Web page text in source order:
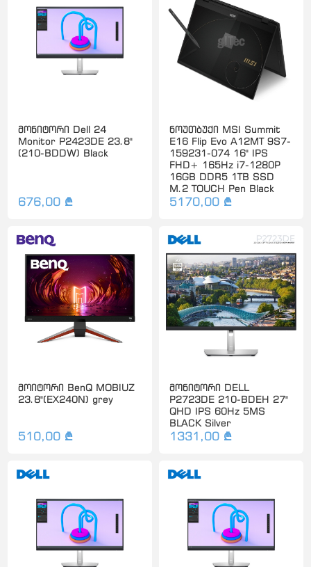
მონიტორი Dell 24
Monitor P2423DE 23.8"
(210-BDDW) Black
676,00 ₾
ნოუთბუქი MSI Summit
E16 Flip Evo A12MT 9S7-
159231-074 16" IPS
FHD+ 165Hz i7-1280P
16GB DDR5 1TB SSD
M.2 TOUCH Pen Black
5170,00 ₾
მოიტორი BenQ MOBIUZ
23.8"(EX240N) grey
510,00 ₾
მონიტორი DELL
P2723DE 210-BDEH 27"
QHD IPS 60Hz 5MS
BLACK Silver
1331,00 ₾